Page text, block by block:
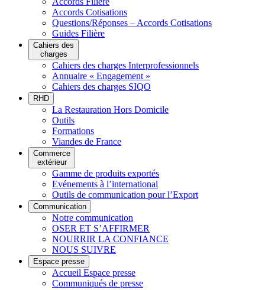
Accords Cotisations
Questions/Réponses – Accords Cotisations
Guides Filière
Cahiers des
charges
Cahiers des charges Interprofessionnels
Annuaire « Engagement »
Cahiers des charges SIQO
RHD
La Restauration Hors Domicile
Outils
Formations
Viandes de France
Commerce
extérieur
Gamme de produits exportés
Evénements à l’international
Outils de communication pour l’Export
Communication
Notre communication
OSER ET S’AFFIRMER
NOURRIR LA CONFIANCE
NOUS SUIVRE
Espace presse
Accueil Espace presse
Communiqués de presse